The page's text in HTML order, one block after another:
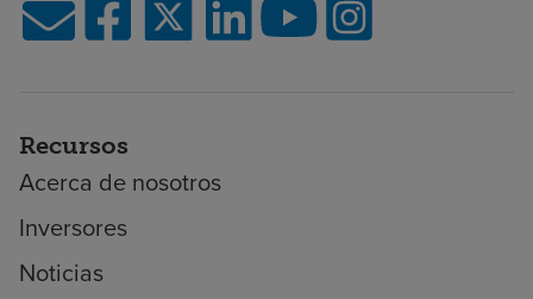
Recursos
Acerca de nosotros
Inversores
Noticias